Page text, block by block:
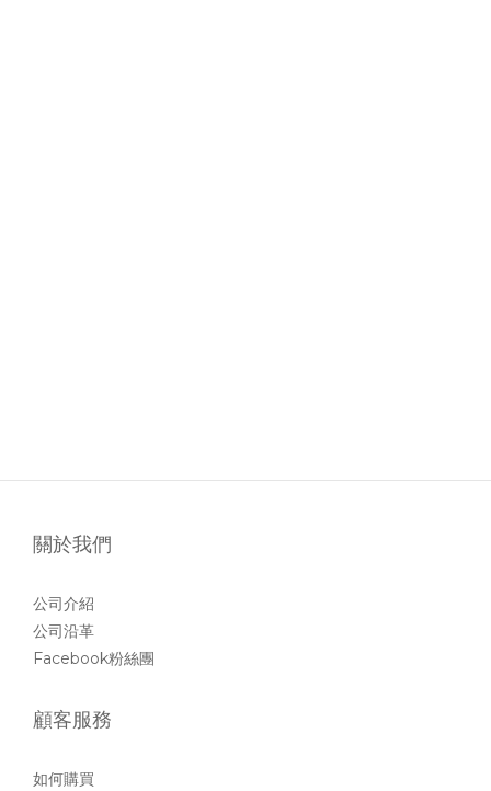
關於我們
公司介紹
公司沿革
Facebook粉絲團
顧客服務
如何購買